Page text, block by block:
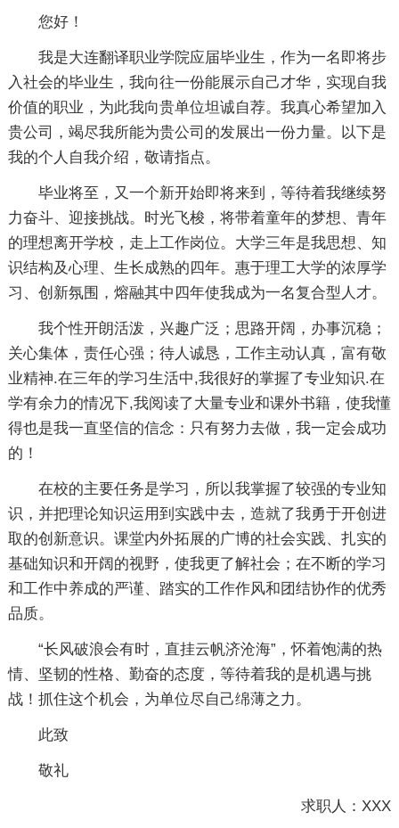
您好！
我是大连翻译职业学院应届毕业生，作为一名即将步
入社会的毕业生，我向往一份能展示自己才华，实现自我
价值的职业，为此我向贵单位坦诚自荐。我真心希望加入
贵公司，竭尽我所能为贵公司的发展出一份力量。以下是
我的个人自我介绍，敬请指点。
毕业将至，又一个新开始即将来到，等待着我继续努
力奋斗、迎接挑战。时光飞梭，将带着童年的梦想、青年
的理想离开学校，走上工作岗位。大学三年是我思想、知
识结构及心理、生长成熟的四年。惠于理工大学的浓厚学
习、创新氛围，熔融其中四年使我成为一名复合型人才。
我个性开朗活泼，兴趣广泛；思路开阔，办事沉稳；
关心集体，责任心强；待人诚恳，工作主动认真，富有敬
业精神.在三年的学习生活中,我很好的掌握了专业知识.在
学有余力的情况下,我阅读了大量专业和课外书籍，使我懂
得也是我一直坚信的信念：只有努力去做，我一定会成功
的！
在校的主要任务是学习，所以我掌握了较强的专业知
识，并把理论知识运用到实践中去，造就了我勇于开创进
取的创新意识。课堂内外拓展的广博的社会实践、扎实的
基础知识和开阔的视野，使我更了解社会；在不断的学习
和工作中养成的严谨、踏实的工作作风和团结协作的优秀
品质。
“长风破浪会有时，直挂云帆济沧海”，怀着饱满的热
情、坚韧的性格、勤奋的态度，等待着我的是机遇与挑
战！抓住这个机会，为单位尽自己绵薄之力。
此致
敬礼
求职人：XXX